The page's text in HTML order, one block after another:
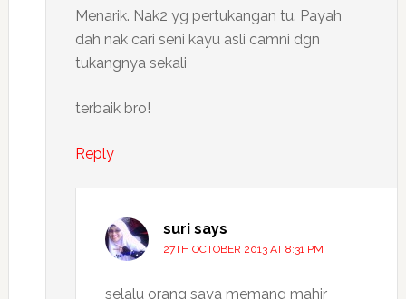
Menarik. Nak2 yg pertukangan tu. Payah
dah nak cari seni kayu asli camni dgn
tukangnya sekali
terbaik bro!
Reply
suri says
27TH OCTOBER 2013 AT 8:31 PM
selalu orang saya memang mahir